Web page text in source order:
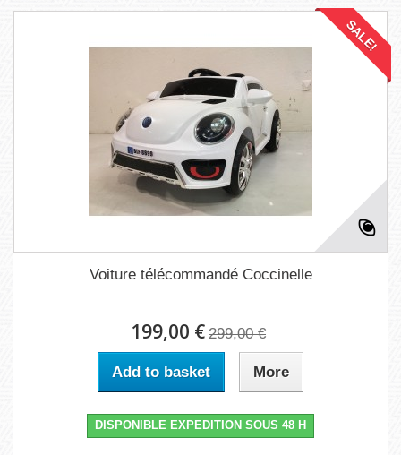
SALE!
Voiture télécommandé Coccinelle
199,00 € 299,00 €
Add to basket More
DISPONIBLE EXPEDITION SOUS 48 H